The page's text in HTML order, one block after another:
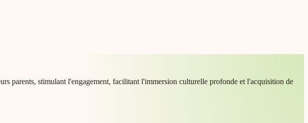
parents, stimulant l'engagement, facilitant l'immersion culturelle profonde et l'acquisition de